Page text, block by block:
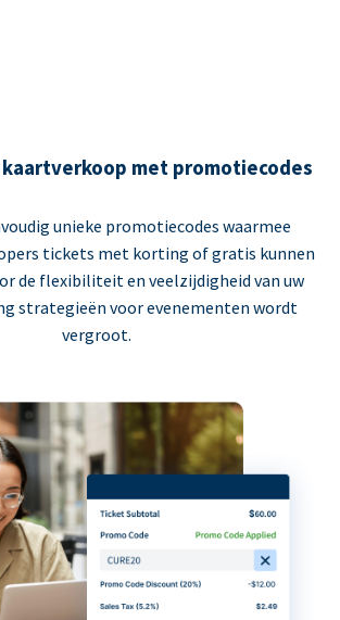
met promotiecodes
unieke promotiecodes waarmee
tickets met korting of gratis kunnen
de flexibiliteit en veelzijdigheid van uw
strategieën voor evenementen wordt
vergroot.